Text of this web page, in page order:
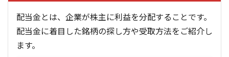
配当金とは、企業が株主に利益を分配することです。
配当金に着目した銘柄の探し方や受取方法をご紹介し
ます。